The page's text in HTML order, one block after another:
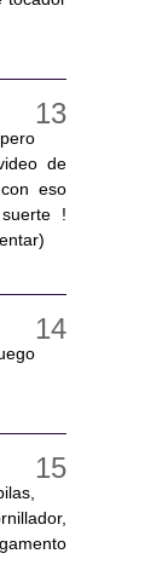
de
eso
!